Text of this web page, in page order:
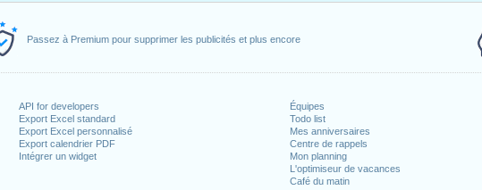
Passez à Premium pour supprimer les publicités et plus encore
API for developers
Export Excel standard
Export Excel personnalisé
Export calendrier PDF
Intégrer un widget
Équipes
Todo list
Mes anniversaires
Centre de rappels
Mon planning
L'optimiseur de vacances
Café du matin